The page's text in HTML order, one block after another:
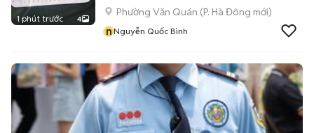
1 phút trước 4
Phường Văn Quán (P. Hà Đông mới)
nNguyễn Quốc Bình